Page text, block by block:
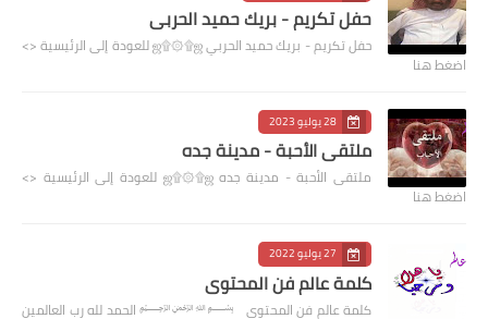
حفل تكريم - بريك حميد الحربي
حفل تكريم - بريك حميد الحربي ஜ۩۞۩ஜ للعودة إلى الرئيسية <>
اضغط هنا
28 يوليو 2023
ملتقى الأحبة - مدينة جده
ملتقى الأحبة - مدينة جده ஜ۩۞۩ஜ للعودة إلى الرئيسية <>
اضغط هنا
27 يوليو 2022
كلمة عالم فن المحتوى
كلمة عالم فن المحتوى ﷽ الحمد لله رب العالمين